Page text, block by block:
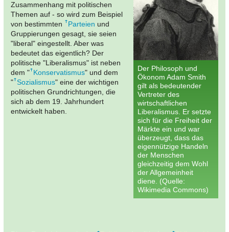
Der Philosoph und
Ökonom Adam Smith
gilt als bedeutender
Vertreter des
wirtschaftlichen
Liberalismus. Er setzte
sich für die Freiheit der
Märkte ein und war
überzeugt, dass das
eigennützige Handeln
der Menschen
gleichzeitig dem Wohl
der Allgemeinheit
diene. (Quelle:
Wikimedia Commons)
Zusammenhang mit politischen
Themen auf - so wird zum Beispiel
von bestimmten
Parteien und
Gruppierungen gesagt, sie seien
"liberal" eingestellt. Aber was
bedeutet das eigentlich? Der
politische "Liberalismus" ist neben
dem " Konservatismus" und dem
" Sozialismus" eine der wichtigen
politischen Grundrichtungen, die
sich ab dem 19. Jahrhundert
entwickelt haben.